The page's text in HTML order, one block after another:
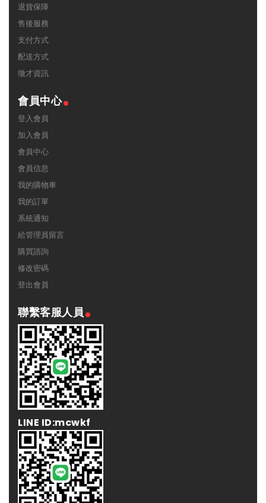
退貨保障
售後服務
支付方式
配送方式
徵才資訊
會員中心
登入會員
加入會員
會員中心
會員信息
我的購物車
我的訂單
系統通知
給管理員留言
購買諮詢
修改密碼
登出會員
聯繫客服人員
LINE ID:mcwkf